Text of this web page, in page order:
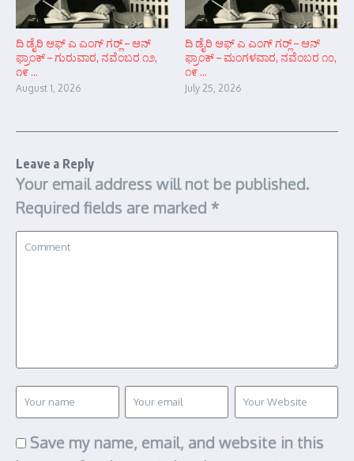
ದಿ ಡೈರಿ ಆಫ್ ಎ ಎಂಗ್ ಗರ್‍ಲ್ – ಆನ್‌
ಫ್ರಾಂಕ್ – ಗುರುವಾರ, ನವೆಂಬರ ೧೨,
೧೯ ...
August 1, 2026
ದಿ ಡೈರಿ ಆಫ್ ಎ ಎಂಗ್ ಗರ್‍ಲ್ – ಆನ್‌
ಫ್ರಾಂಕ್ – ಮಂಗಳವಾರ, ನವೆಂಬರ ೧೦,
೧೯ ...
July 25, 2026
Leave a Reply
Your email address will not be published.
Required fields are marked *
Save my name, email, and website in this